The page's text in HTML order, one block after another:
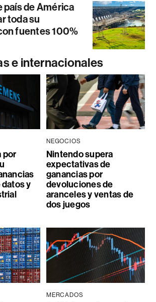
país de América
toda su
fuentes 100%
e internacionales
por
y
NEGOCIOS
Nintendo supera
expectativas de
ganancias por
devoluciones de
aranceles y ventas de
dos juegos
MERCADOS